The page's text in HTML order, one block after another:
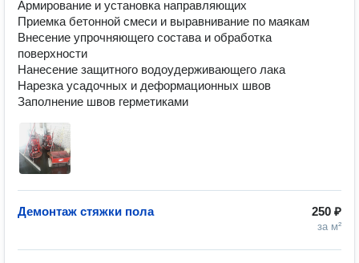
Армирование и установка направляющих
Приемка бетонной смеси и выравнивание по маякам
Внесение упрочняющего состава и обработка
поверхности
Нанесение защитного водоудерживающего лака
Нарезка усадочных и деформационных швов
Заполнение швов герметиками
250 ₽
за м²
Демонтаж стяжки пола